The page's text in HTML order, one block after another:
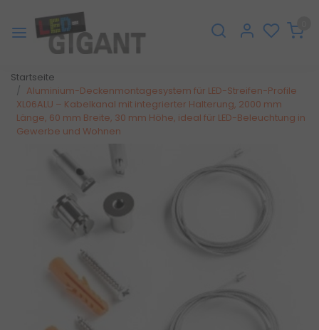
Startseite
Aluminium-Deckenmontagesystem für LED-Streifen-Profile
XL06ALU – Kabelkanal mit integrierter Halterung, 2000 mm
Länge, 60 mm Breite, 30 mm Höhe, ideal für LED-Beleuchtung in
Gewerbe und Wohnen
Zurück